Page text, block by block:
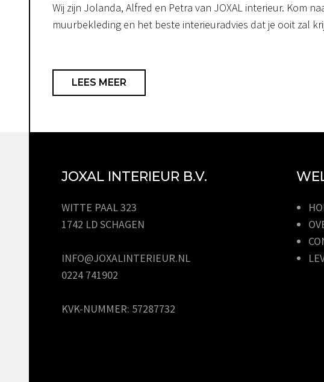
Wij zijn Jolanda, Alfred en Petra van JOXAL interieur. Kom
muurbekleding en het beste interieuradvies dat je ooit zal
LEES MEER
JOXAL INTERIEUR B.V.
WITTE PAAL 323
1742 LD SCHAGEN
INFO@JOXALINTERIEUR.NL
0224 741902
KVK-NUMMER: 57287732